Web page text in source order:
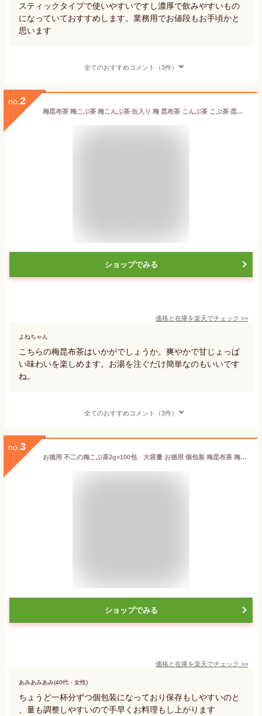
スティックタイプで使いやすいですし濃厚で飲みやすいもの
になっていておすすめします。業務用でお値段もお手頃かと
思います
全てのおすすめコメント（3件）
no. 2
梅昆布茶 梅こぶ茶 梅こんぶ茶 缶入り 梅 昆布茶 こんぶ茶 こぶ茶 昆布 国産 粉末 パウダー お茶缶 美味しい 本格的 梅昆布 インスタント お湯を注ぐだけ おしゃれ 浪花昆布茶本舗 贅沢 贈り物 きざみしそ葉入り 特撰浪花梅こぶ茶 80g 缶入 【うめ缶】
ショップでみる
価格と在庫を楽天でチェック >>
よねちゃん
こちらの梅昆布茶はいかがでしょうか。爽やかで甘じょっぱ
い味わいを楽しめます。お湯を注ぐだけ簡単なのもいいです
ね。
全てのおすすめコメント（3件）
no. 3
お徳用 不二の梅こぶ茶2g×100包 大容量 お徳用 個包装 梅昆布茶 梅こぶ茶 こぶちゃ こぶ茶 料理 出汁 だし 調味料 鍋 塩分補給 昆布 こんぶ 真昆布 まこんぶ ご飯のお供 ミニパック
ショップでみる
価格と在庫を楽天でチェック >>
あみあみあみ(40代・女性)
ちょうど一杯分ずつ個包装になっており保存もしやすいのと
、量も調整しやすいので手早くお料理もし上がります